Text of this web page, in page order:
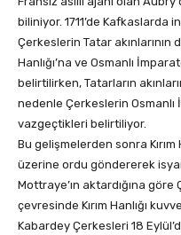
biliniyor. 1711’de
Çerkeslerin Tatar akınlarının
Hanlığı’na ve Osmanlı
belirtilirken, Tatarların
nedenle Çerkeslerin
vazgeçtikleri belirtiliyor.
Bu gelişmelerden sonra Kırım
üzerine ordu göndererek
Mottraye’ın aktardığına göre
çevresinde Kırım Hanlığı
Kabardey Çerkesleri 18